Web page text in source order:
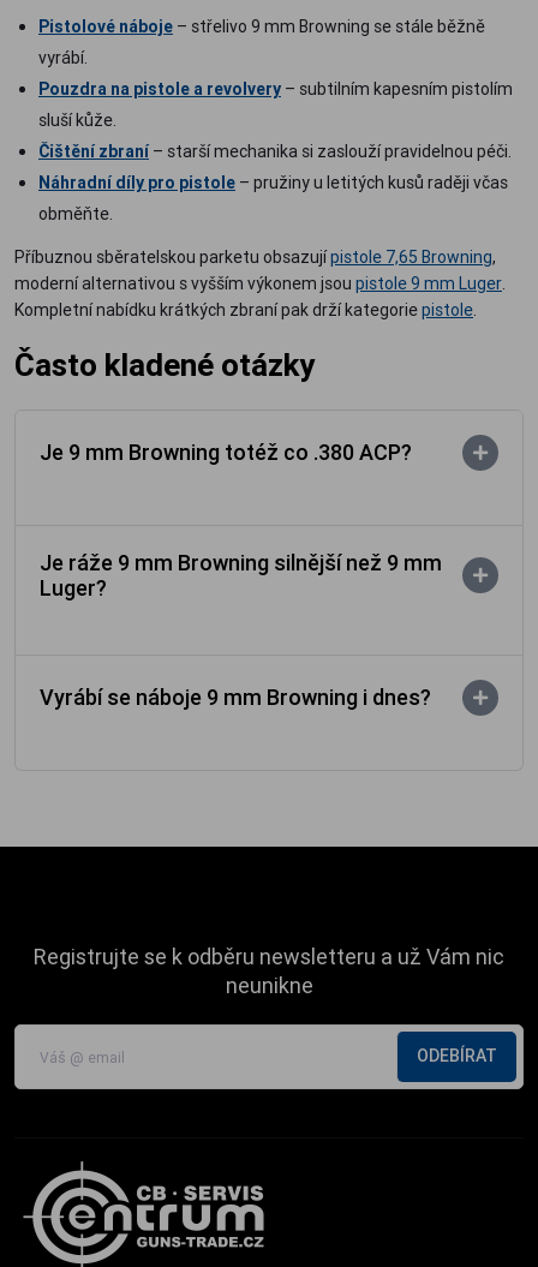
Pistolové náboje – střelivo 9 mm Browning se stále běžně
vyrábí.
Pouzdra na pistole a revolvery – subtilním kapesním pistolím
sluší kůže.
Čištění zbraní – starší mechanika si zaslouží pravidelnou péči.
Náhradní díly pro pistole – pružiny u letitých kusů raději včas
obměňte.
Příbuznou sběratelskou parketu obsazujípistole 7,65 Browning,
moderní alternativou s vyšším výkonem jsou pistole 9 mm Luger.
Kompletní nabídku krátkých zbraní pak drží kategoriepistole.
Často kladené otázky
Je 9 mm Browning totéž co .380 ACP?
Je ráže 9 mm Browning silnější než 9 mm
Luger?
Vyrábí se náboje 9 mm Browning i dnes?
Registrujte se k odběru newsletteru a už Vám nic
neunikne
ODEBÍRAT